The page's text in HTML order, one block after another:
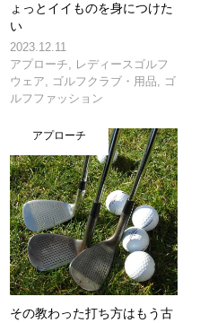
ょっとイイものを身につけた
い
2023.12.11
アプローチ
レディースゴルフ
ウェア
ゴルフクラブ・用品
ゴ
ルフファッション
アプローチ
その教わった打ち方はもう古